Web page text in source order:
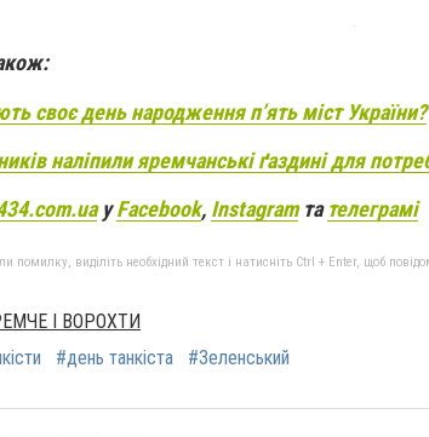
своє день народження п’ять міст України?
наліпили яремчанські ґаздині для
уFacebook, Instagramтателеграмі
помилку, виділіть необхідний текст і натисніть Ctrl + Enter, щоб
І ВОРОХТИ
#день танкіста #Зеленський